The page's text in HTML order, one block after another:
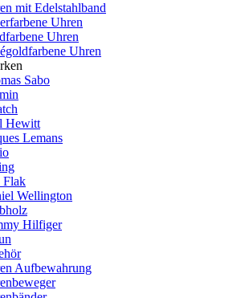
mit Edelstahlband
Uhren
Uhren
Uhren
Sabo
Hewitt
Lemans
Wellington
Hilfiger
Aufbewahrung